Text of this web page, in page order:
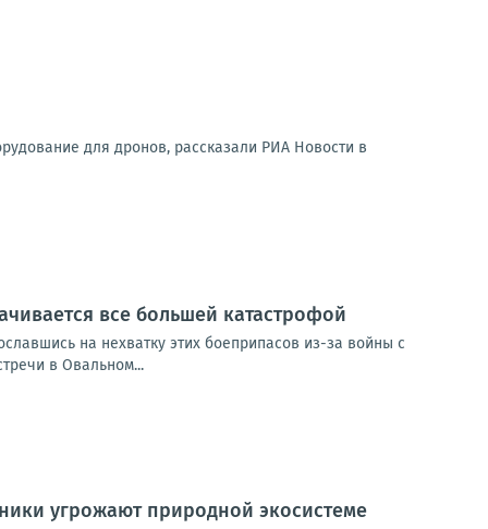
для дронов, рассказали РИА Новости в
все большей катастрофой
на нехватку этих боеприпасов из-за войны с
в Овальном...
угрожают природной экосистеме